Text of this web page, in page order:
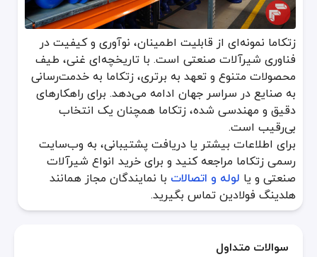
زتکاما نمونه‌ای از قابلیت اطمینان، نوآوری و کیفیت در
فناوری شیرآلات صنعتی است. با تاریخچه‌ای غنی، طیف
محصولات متنوع و تعهد به برتری، زتکاما به خدمت‌رسانی
به صنایع در سراسر جهان ادامه می‌دهد. برای راهکارهای
دقیق و مهندسی شده، زتکاما همچنان یک انتخاب
بی‌رقیب است.
برای اطلاعات بیشتر یا دریافت پشتیبانی، به وب‌سایت
رسمی زتکاما مراجعه کنید و برای خرید انواع شیرآلات
صنعتی و یا لوله و اتصالات با نمایندگان مجاز همانند
هلدینگ فولادین تماس بگیرید.
سوالات متداول